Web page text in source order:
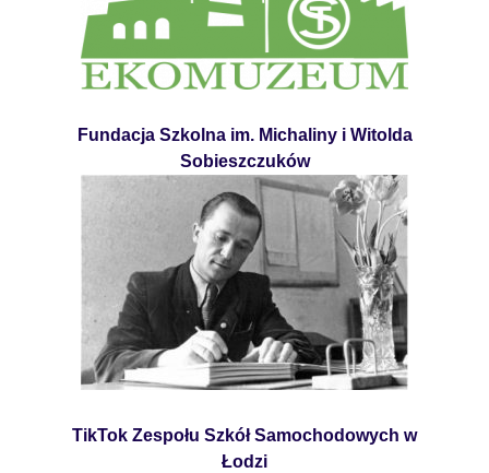
Fundacja Szkolna im. Michaliny i Witolda
Sobieszczuków
TikTok Zespołu Szkół Samochodowych w
Łodzi